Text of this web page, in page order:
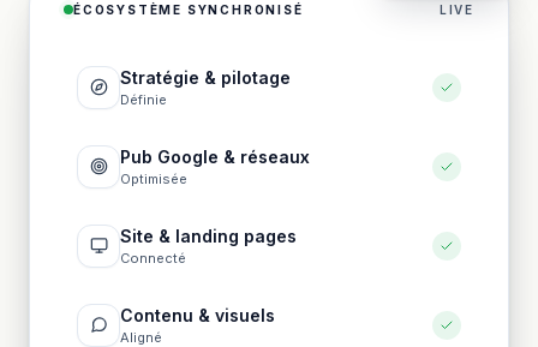
ÉCOSYSTÈME SYNCHRONISÉ LIVE
Stratégie & pilotage
Définie
Pub Google & réseaux
Optimisée
Site & landing pages
Connecté
Contenu & visuels
Aligné